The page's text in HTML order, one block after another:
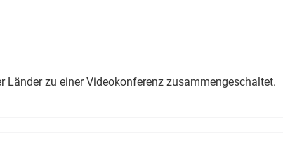
zu einer Videokonferenz zusammengeschaltet.